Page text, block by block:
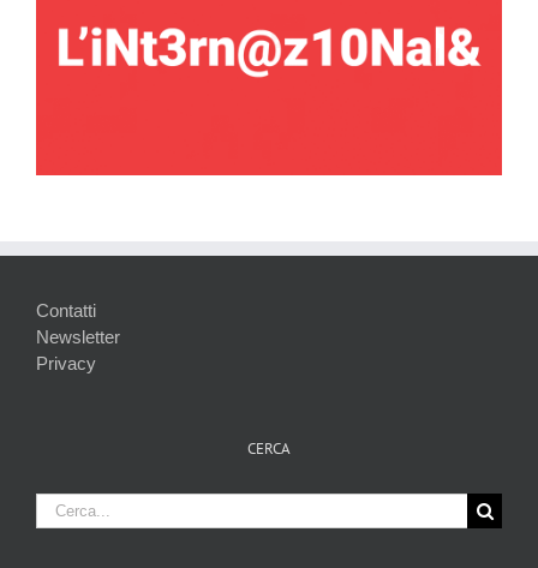
Contatti
Newsletter
Privacy
CERCA
Cerca
per: